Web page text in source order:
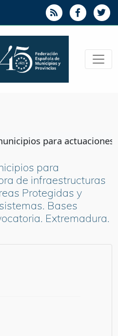
para
para
de infraestructuras
Protegidas y
Bases
Extremadura.